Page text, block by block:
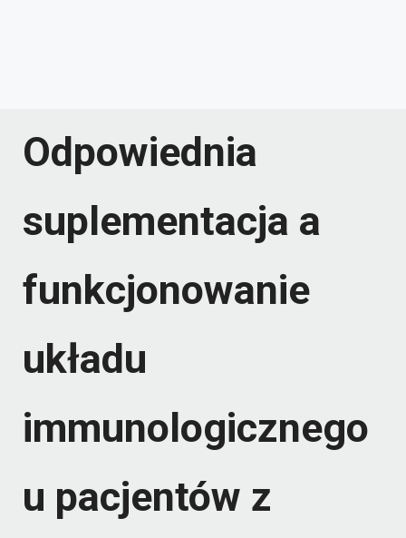
Odpowiednia
suplementacja a
funkcjonowanie
układu
immunologicznego
u pacjentów z